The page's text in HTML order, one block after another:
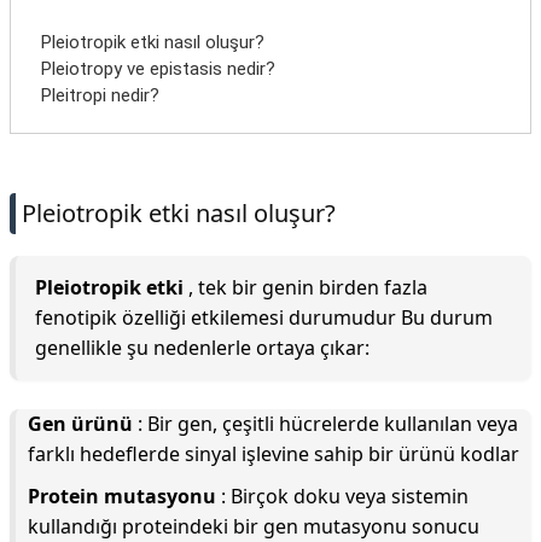
Pleiotropik etki nasıl oluşur?
Pleiotropy ve epistasis nedir?
Pleitropi nedir?
Pleiotropik etki nasıl oluşur?
Pleiotropik etki , tek bir genin birden fazla
fenotipik özelliği etkilemesi durumudur Bu durum
genellikle şu nedenlerle ortaya çıkar:
Gen ürünü : Bir gen, çeşitli hücrelerde kullanılan veya
farklı hedeflerde sinyal işlevine sahip bir ürünü kodlar
Protein mutasyonu : Birçok doku veya sistemin
kullandığı proteindeki bir gen mutasyonu sonucu